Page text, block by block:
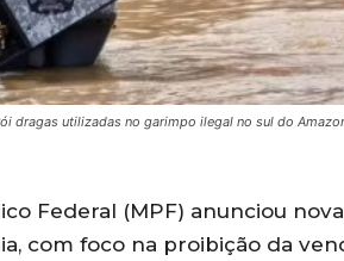
dragas utilizadas no garimpo ilegal no sul do
Federal (MPF) anunciou
com foco na proibição da